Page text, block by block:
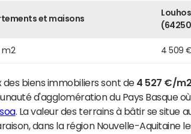
et maisons
m2 4 509
des biens immobiliers sont de 4 527 €/m2
d'agglomération du Pays Basque
. La valeur des terrains à bâtir se situe
dans la région Nouvelle-Aquitaine